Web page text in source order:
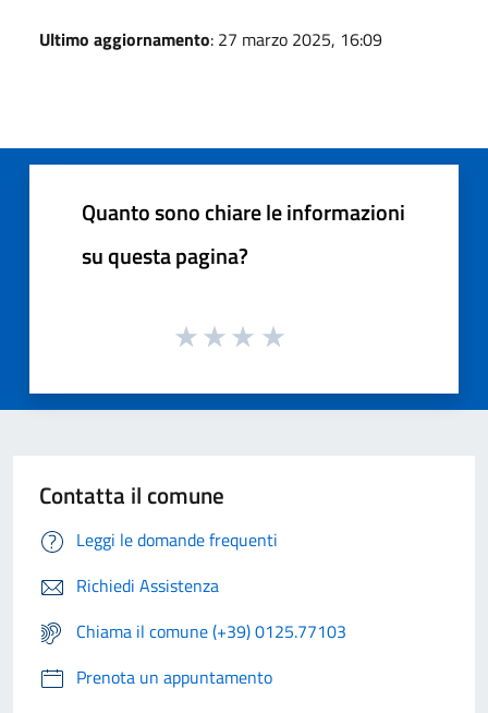
Ultimo aggiornamento: 27 marzo 2025, 16:09
Quanto sono chiare le informazioni
su questa pagina?
Contatta il comune
Leggi le domande frequenti
Richiedi Assistenza
Chiama il comune (+39) 0125.77103
Prenota un appuntamento